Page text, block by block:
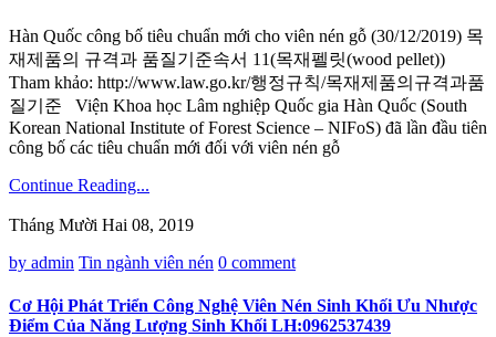
Hàn Quốc công bố tiêu chuẩn mới cho viên nén gỗ (30/12/2019) 목
재제품의 규격과 품질기준속서 11(목재펠릿(wood pellet))
Tham khảo: http://www.law.go.kr/행정규칙/목재제품의규격과품
질기준 Viện Khoa học Lâm nghiệp Quốc gia Hàn Quốc (South
Korean National Institute of Forest Science – NIFoS) đã lần đầu tiên
công bố các tiêu chuẩn mới đối với viên nén gỗ
Continue Reading...
Tháng Mười Hai 08, 2019
by admin Tin ngành viên nén 0 comment
Cơ Hội Phát Triển Công Nghệ Viên Nén Sinh Khối Ưu Nhược
Điểm Của Năng Lượng Sinh Khối LH:0962537439